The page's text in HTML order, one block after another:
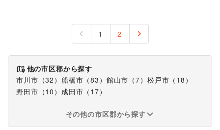
1 2
他の市区郡から探す
市川市 （32 ） 船橋市 （83 ） 館山市 （7） 松戸市 （ 18 ）
野田市 （10 ） 成田市 （ 17）
その他の市区郡から探す